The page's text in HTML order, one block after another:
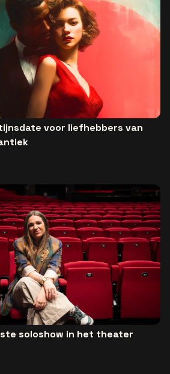
voor liefhebbers van
soloshow in het theater